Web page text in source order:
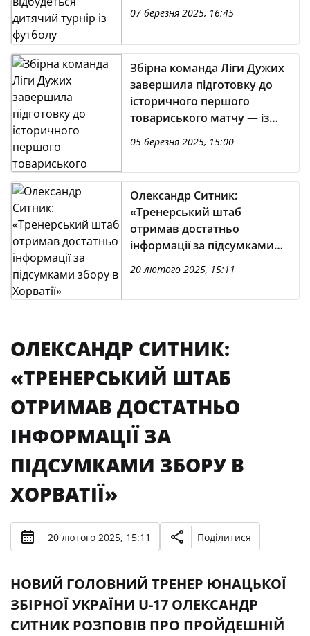
07 березня 2025, 16:45
Збірна команда Ліги Дужих
завершила підготовку до
історичного першого
товариського матчу — із
Бельгією
05 березня 2025, 15:00
Олександр Ситник:
«Тренерський штаб
отримав достатньо
інформації за підсумками
20 лютого 2025, 15:11
ОЛЕКСАНДР СИТНИК:
«ТРЕНЕРСЬКИЙ ШТАБ
ОТРИМАВ ДОСТАТНЬО
ІНФОРМАЦІЇ ЗА
ПІДСУМКАМИ ЗБОРУ В
ХОРВАТІЇ»
20 лютого 2025, 15:11 Поділитися
НОВИЙ ГОЛОВНИЙ ТРЕНЕР ЮНАЦЬКОЇ
ЗБІРНОЇ УКРАЇНИ U-17 ОЛЕКСАНДР
СИТНИК РОЗПОВІВ ПРО ПРОЙДЕШНІЙ